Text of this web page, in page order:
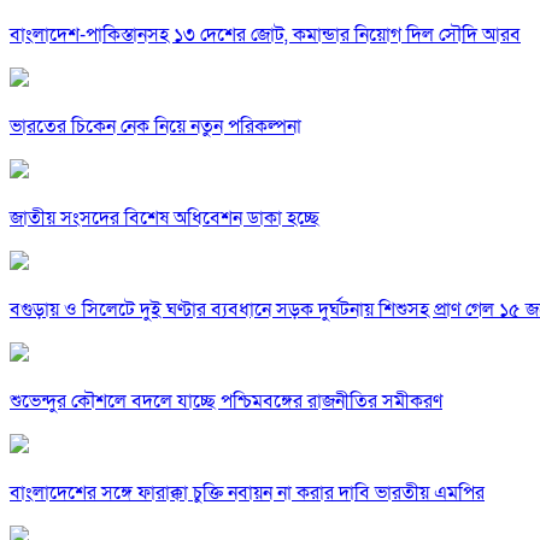
বাংলাদেশ-পাকিস্তানসহ ১৩ দেশের জোট, কমান্ডার নিয়োগ দিল সৌদি আরব
ভারতের চিকেন নেক নিয়ে নতুন পরিকল্পনা
জাতীয় সংসদের বিশেষ অধিবেশন ডাকা হচ্ছে
বগুড়ায় ও সিলেটে দুই ঘণ্টার ব্যবধানে সড়ক দুর্ঘটনায় শিশুসহ প্রাণ গেল ১৫
শুভেন্দুর কৌশলে বদলে যাচ্ছে পশ্চিমবঙ্গের রাজনীতির সমীকরণ
বাংলাদেশের সঙ্গে ফারাক্কা চুক্তি নবায়ন না করার দাবি ভারতীয় এমপির